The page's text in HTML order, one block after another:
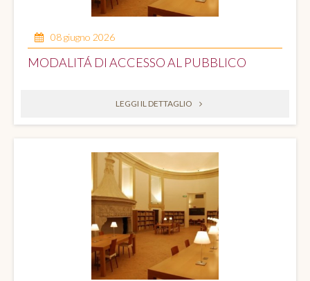
08 giugno 2026
MODALITÁ DI ACCESSO AL PUBBLICO
LEGGI IL DETTAGLIO